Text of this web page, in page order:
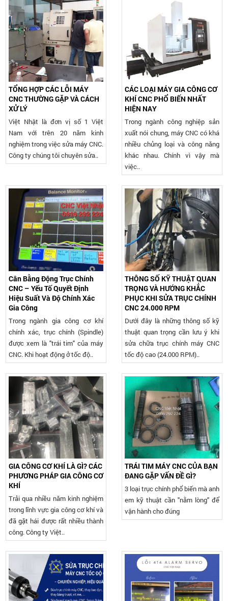
TỔNG HỢP CÁC LỖI MÁY
CNC THƯỜNG GẶP VÀ CÁCH
XỬ LÝ
Việt Nhật là đơn vị số 1 Việt
Nam với trên 20 năm kinh
nghiệm trong việc sửa máy CNC.
Công ty chúng tôi chuyên sửa..
CÁC LOẠI MÁY GIA CÔNG CƠ
KHÍ CNC PHỔ BIẾN NHẤT
HIỆN NAY
Trong ngành công nghiệp sản
xuất nói chung, máy CNC có khá
nhiều chủng loại và công năng
khác nhau. Chính vì vậy mà
việc..
Cân Bằng Động Trục Chính
CNC – Yếu Tố Quyết Định
Hiệu Suất Và Độ Chính Xác
Gia Công
Trong ngành gia công cơ khí
chính xác, trục chính (Spindle)
được xem là "trái tim" của máy
CNC. Khi hoạt động ở tốc độ..
THÔNG SỐ KỸ THUẬT QUAN
TRỌNG VÀ HƯỚNG KHẮC
PHỤC KHI SỬA TRỤC CHÍNH
CNC 24.000 RPM
Dưới đây là những thông số kỹ
thuật quan trọng cần lưu ý khi
sửa chữa trục chính máy CNC
tốc độ cao (24.000 RPM)..
GIA CÔNG CƠ KHÍ LÀ GÌ? CÁC
PHƯƠNG PHÁP GIA CÔNG CƠ
KHÍ
Trải qua nhiều năm kinh nghiệm
trong lĩnh vực gia công cơ khí và
đã gặt hái được rất nhiều thành
công. Công ty Việt..
TRÁI TIM MÁY CNC CỦA BẠN
ĐANG GẶP VẤN ĐỀ GÌ?
3 loại trục chính phổ biến mà anh
em kỹ thuật cần "nằm lòng" để
vận hành cho đúng